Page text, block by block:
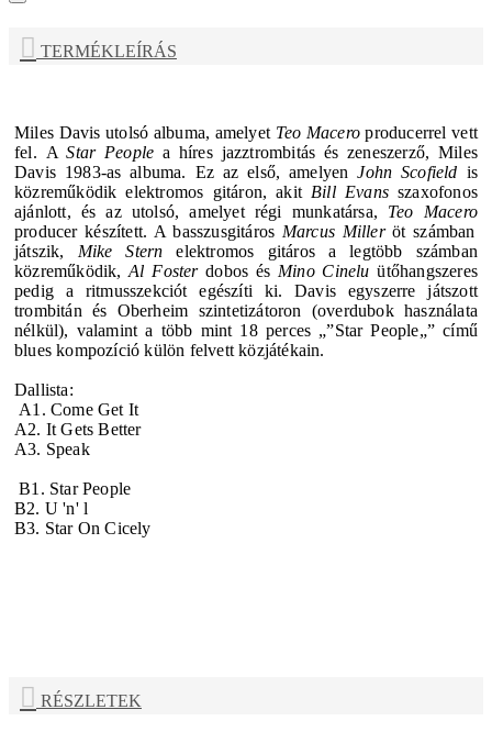
TERMÉKLEÍRÁS
Miles Davis utolsó albuma, amelyet Teo Maceroproducerrel vett
fel. AStar People a híres jazztrombitás és zeneszerző, Miles
Davis 1983-as albuma. Ez az első, amelyenJohn Scofield is
közreműködik elektromos gitáron, akit Bill Evansszaxofonos
ajánlott, és az utolsó, amelyet régi munkatársa, Teo Macero
producer készített. A basszusgitáros Marcus Milleröt számban
játszik, Mike Stern elektromos gitáros a legtöbb számban
közreműködik,Al Fosterdobos és Mino Cinelu ütőhangszeres
pedig a ritmusszekciót egészíti ki. Davis egyszerre játszott
trombitán és Oberheim szintetizátoron (overdubok használata
nélkül), valamint a több mint 18 perces „”Star People„” című
blues kompozíció külön felvett közjátékain.
Dallista:
A1. Come Get It
A2. It Gets Better
A3. Speak
B1. Star People
B2. U 'n' l
B3. Star On Cicely
RÉSZLETEK